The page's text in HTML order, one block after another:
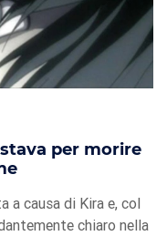
per morire
a causa di Kira e, col
chiaro nella